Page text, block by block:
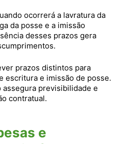
ocorrerá a lavratura da
da posse e a imissão
desses prazos gera
prazos distintos para
escritura e imissão de posse.
assegura previsibilidade e
contratual.
e